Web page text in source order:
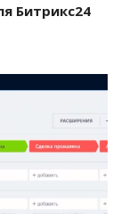
Битрикс24